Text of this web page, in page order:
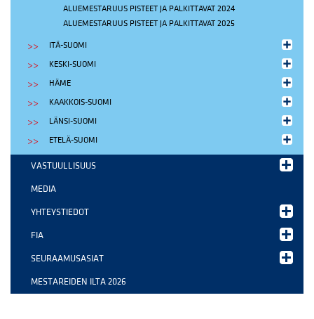
ALUEMESTARUUS PISTEET JA PALKITTAVAT 2024
ALUEMESTARUUS PISTEET JA PALKITTAVAT 2025
ITÄ-SUOMI
KESKI-SUOMI
HÄME
KAAKKOIS-SUOMI
LÄNSI-SUOMI
ETELÄ-SUOMI
VASTUULLISUUS
MEDIA
YHTEYSTIEDOT
FIA
SEURAAMUSASIAT
MESTAREIDEN ILTA 2026